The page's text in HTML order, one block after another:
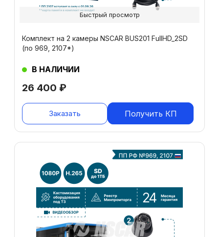
26 400 ₽
Комплект на 2 камеры NSCAR BUS201 FullHD_2SD
(по 969, 2107*)
В НАЛИЧИИ
Заказать Получить КП
Быстрый просмотр